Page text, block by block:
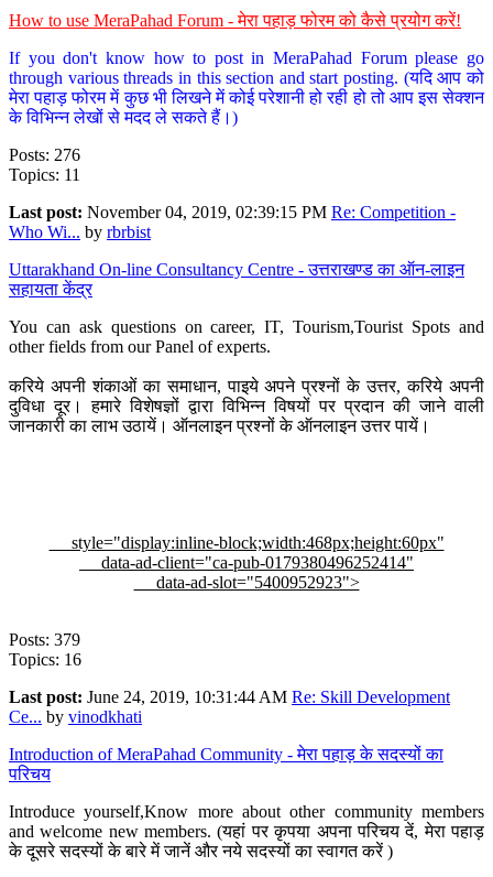
How to use MeraPahad Forum - मेरा पहाड़ फोरम को कैसे प्रयोग करें!
If you don't know how to post in MeraPahad Forum please go
through various threads in this section and start posting. (यदि आप को
मेरा पहाड़ फोरम में कुछ भी लिखने में कोई परेशानी हो रही हो तो आप इस सेक्शन
के विभिन्न लेखों से मदद ले सकते हैं।)
Posts: 276
Topics: 11
Last post: November 04, 2019, 02:39:15 PM Re: Competition -
Who Wi... by rbrbist
Uttarakhand On-line Consultancy Centre - उत्तराखण्ड का ऑन-लाइन
सहायता केंद्र
You can ask questions on career, IT, Tourism,Tourist Spots and
other fields from our Panel of experts.
करिये अपनी शंकाओं का समाधान, पाइये अपने प्रश्नों के उत्तर, करिये अपनी
दुविधा दूर। हमारे विशेषज्ञों द्वारा विभिन्न विषयों पर प्रदान की जाने वाली
जानकारी का लाभ उठायें। ऑनलाइन प्रश्नों के ऑनलाइन उत्तर पायें।
style="display:inline-block;width:468px;height:60px"
data-ad-client="ca-pub-0179380496252414"
data-ad-slot="5400952923">
Posts: 379
Topics: 16
Last post: June 24, 2019, 10:31:44 AM Re: Skill Development
Ce... by vinodkhati
Introduction of MeraPahad Community - मेरा पहाड़ के सदस्यों का
परिचय
Introduce yourself,Know more about other community members
and welcome new members. (यहां पर कृपया अपना परिचय दें, मेरा पहाड़
के दूसरे सदस्यों के बारे में जानें और नये सदस्यों का स्वागत करें )